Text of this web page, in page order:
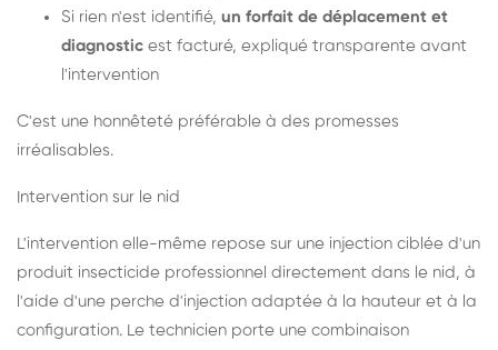
Si rien n'est identifié, un forfait de déplacement et
diagnostic est facturé, expliqué transparente avant
l'intervention
C'est une honnêteté préférable à des promesses
irréalisables.
Intervention sur le nid
L'intervention elle-même repose sur une injection ciblée d'un
produit insecticide professionnel directement dans le nid, à
l'aide d'une perche d'injection adaptée à la hauteur et à la
configuration. Le technicien porte une combinaison